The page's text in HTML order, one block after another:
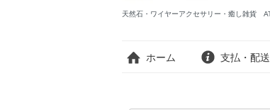
天然石・ワイヤーアクセサリー・癒し雑貨
ホーム 支払・配